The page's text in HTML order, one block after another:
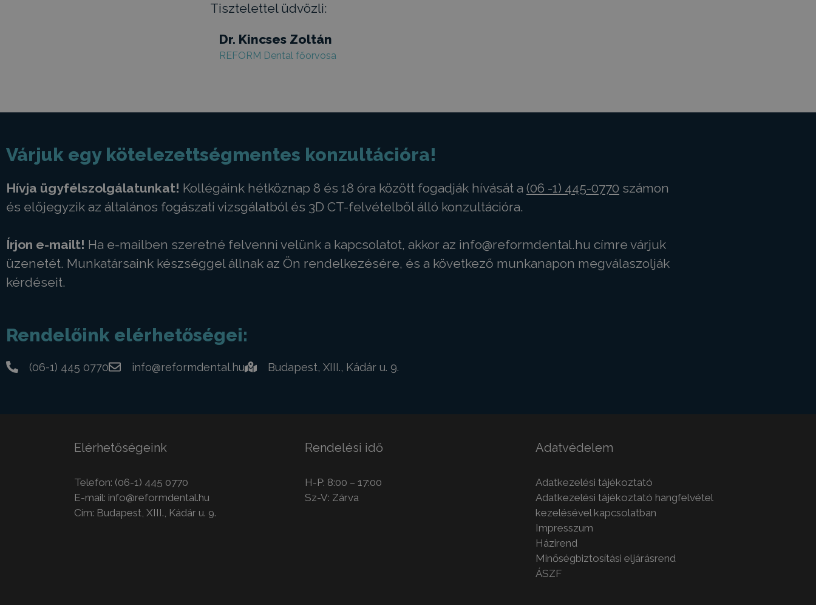
Tisztelettel üdvözli:
Dr. Kincses Zoltán
REFORM Dental főorvosa
Várjuk egy kötelezettségmentes konzultációra!
Hívja ügyfélszolgálatunkat! Kollégáink hétköznap 8 és 18 óra között fogadják hívását a (06 -1) 445-0770 számon
és előjegyzik az általános fogászati vizsgálatból és 3D CT-felvételből álló konzultációra.
Írjon e-mailt! Ha e-mailben szeretné felvenni velünk a kapcsolatot, akkor az info@reformdental.hu címre várjuk
üzenetét. Munkatársaink készséggel állnak az Ön rendelkezésére, és a következő munkanapon megválaszolják
kérdéseit.
Rendelőink elérhetőségei:
(06-1) 445 0770 info@reformdental.hu Budapest, XIII., Kádár u. 9.
Elérhetőségeink
Telefon: (06-1) 445 0770
E-mail: info@reformdental.hu
Cím: Budapest, XIII., Kádár u. 9.
Rendelési idő
H-P: 8:00 – 17:00
Sz-V: Zárva
Adatvédelem
Adatkezelési tájékoztató
Adatkezelési tájékoztató hangfelvétel
kezelésével kapcsolatban
Impresszum
Házirend
Minőségbiztosítási eljárásrend
ÁSZF